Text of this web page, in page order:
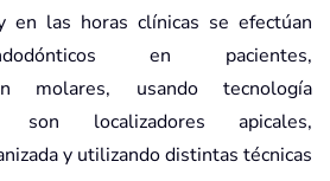
en las horas clínicas se efectúan
en pacientes,
molares, usando tecnología
son localizadores apicales,
y utilizando distintas técnicas